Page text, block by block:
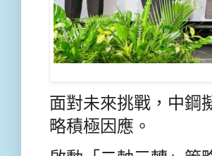
面對未來挑戰，中鋼
略積極因應。